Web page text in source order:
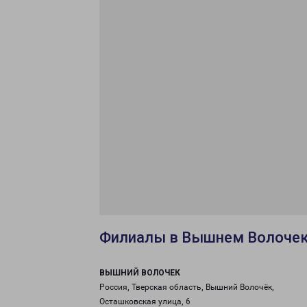
Филиалы в Вышнем
ВЫШНИЙ ВОЛОЧЕК
Россия, Тверская область, Вышний Волочёк,
Осташковская улица, 6